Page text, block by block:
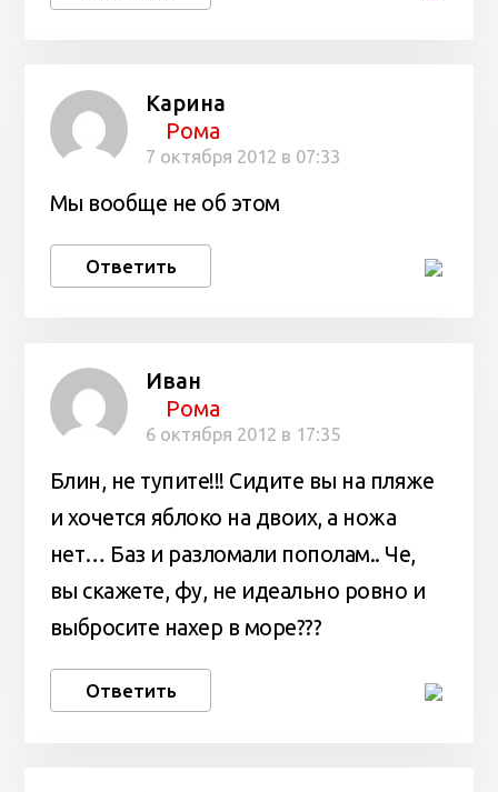
Карина
Рома
7 октября 2012 в 07:33
Мы вообще не об этом
Ответить
Иван
Рома
6 октября 2012 в 17:35
Блин, не тупите!!! Сидите вы на пляже
и хочется яблоко на двоих, а ножа
нет… Баз и разломали пополам.. Че,
вы скажете, фу, не идеально ровно и
выбросите нахер в море???
Ответить